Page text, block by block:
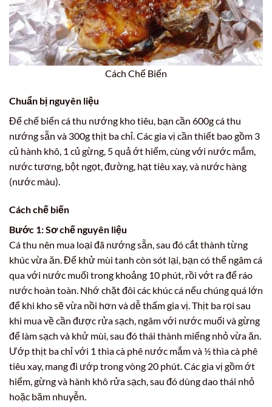
Cách Chế Biến
Chuẩn bị nguyên liệu
Để chế biến cá thu nướng kho tiêu, bạn cần 600g cá thu
nướng sẵn và 300g thịt ba chỉ. Các gia vị cần thiết bao gồm 3
củ hành khô, 1 củ gừng, 5 quả ớt hiểm, cùng với nước mắm,
nước tương, bột ngọt, đường, hạt tiêu xay, và nước hàng
(nước màu).
Cách chế biến
Bước 1: Sơ chế nguyên liệu
Cá thu nên mua loại đã nướng sẵn, sau đó cắt thành từng
khúc vừa ăn. Để khử mùi tanh còn sót lại, bạn có thể ngâm cá
qua với nước muối trong khoảng 10 phút, rồi vớt ra để ráo
nước hoàn toàn. Nhớ chặt đôi các khúc cá nếu chúng quá lớn
để khi kho sẽ vừa nồi hơn và dễ thấm gia vị. Thịt ba rọi sau
khi mua về cần được rửa sạch, ngâm với nước muối và gừng
để làm sạch và khử mùi, sau đó thái thành miếng nhỏ vừa ăn.
Ướp thịt ba chỉ với 1 thìa cà phê nước mắm và ½ thìa cà phê
tiêu xay, mang đi ướp trong vòng 20 phút. Các gia vị gồm ớt
hiểm, gừng và hành khô rửa sạch, sau đó dùng dao thái nhỏ
hoặc băm nhuyễn.